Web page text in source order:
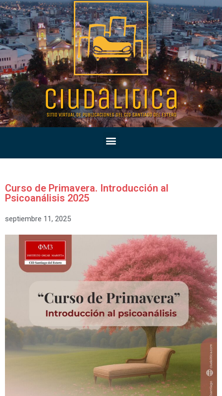
Curso de Primavera. Introducción al
Psicoanálisis 2025
septiembre 11, 2025